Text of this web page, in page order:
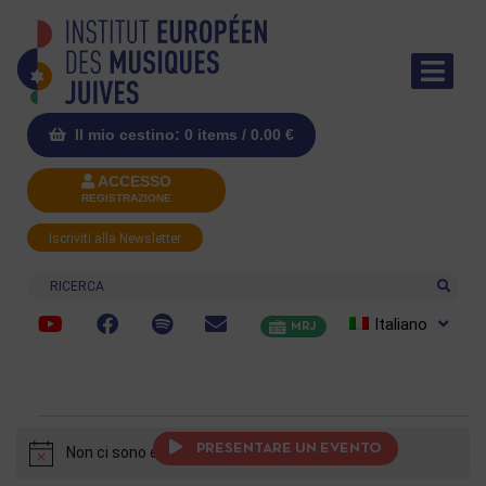
Il mio cestino: 0 items / 0.00 €
ACCESSO
REGISTRAZIONE
Iscriviti alla Newsletter
Ricerca
MRJ Italiano
NoticeNon ci sono eventi previsti.PRESENTARE UN EVENTO